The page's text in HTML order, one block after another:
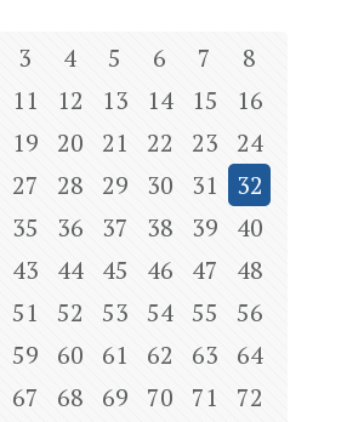
3 4 5 6 7
8
11 12 13 14 15
16
19 20 21 22 23
24
27 28 29 30 31
32
35 36 37 38 39
40
43 44 45 46 47
48
51 52 53 54 55
56
59 60 61 62 63
64
67 68 69 70 71
72